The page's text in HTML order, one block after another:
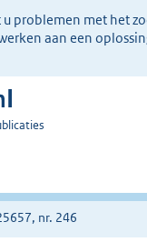
problemen met het
aan een
nr. 246